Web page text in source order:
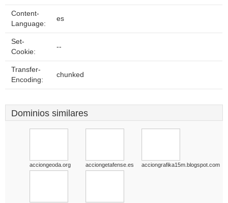
Content-
Language:
es
Set-
Cookie:
--
Transfer-
Encoding:
chunked
Dominios similares
acciongeoda.org acciongetafense.es acciongrafika15m.blogspot.com